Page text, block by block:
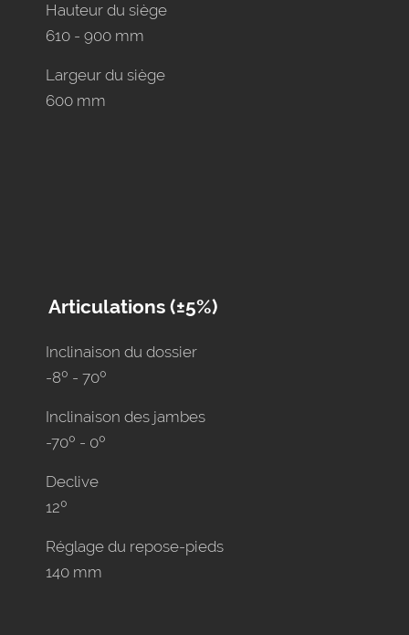
Hauteur du siège
610 - 900 mm
Largeur du siège
600 mm
Articulations (±5%)
Inclinaison du dossier
-8º - 70º
Inclinaison des jambes
-70º - 0º
Declive
12º
Réglage du repose-pieds
140 mm